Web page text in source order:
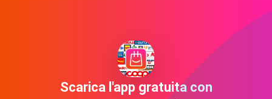
Scarica l'app gratuita con